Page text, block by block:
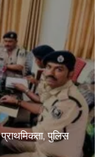
पुलिस